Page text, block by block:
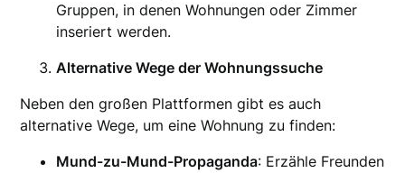
Gruppen, in denen Wohnungen oder Zimmer
inseriert werden.
Alternative Wege der Wohnungssuche
Neben den großen Plattformen gibt es auch
alternative Wege, um eine Wohnung zu finden:
Mund-zu-Mund-Propaganda: Erzähle Freunden